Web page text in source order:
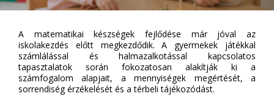
KÉPZÉSEINK
VÁSÁRLÁS
KAPCSOLAT
KOSÁR
A FIÓKOM
A matematikai készségek fejlődése már jóval az
iskolakezdés előtt megkezdődik. A gyermekek játékkal
számlálással és halmazalkotással kapcsolatos
tapasztalatok során fokozatosan alakítják ki a
számfogalom alapjait, a mennyiségek megértését, a
sorrendiség érzékelését és a térbeli tájékozódást.